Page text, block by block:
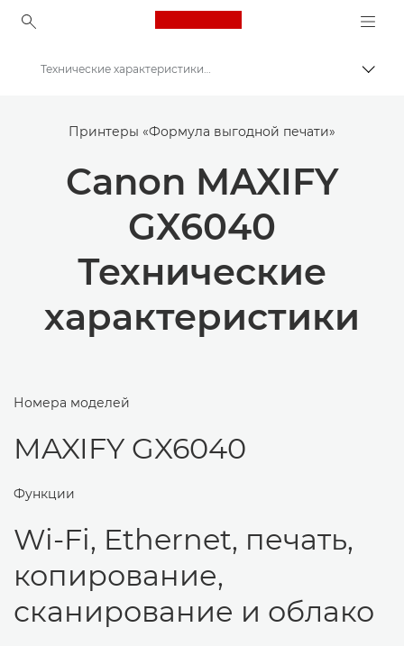
Canon Logo, back to
Принтеры Canon
Canon MAXIFY GX6040 — принтеры
Технические характеристики — MAXIFY GX6040
Принтеры «Формула выгодной печати»
Canon MAXIFY
GX6040
Технические
характеристики
Номера моделей
MAXIFY GX6040
Функции
Wi-Fi, Ethernet, печать,
копирование,
сканирование и облако